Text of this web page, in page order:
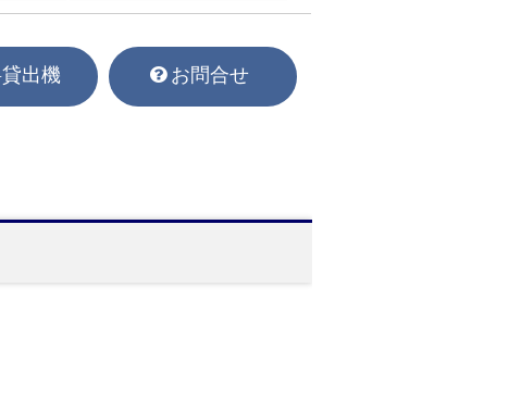
出機 お問合せ